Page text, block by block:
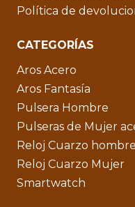
Política de
CATEGORÍAS
Aros Acero
Aros Fantasía
Pulsera Hombre
Pulseras de Mujer
Reloj Cuarzo hombre
Reloj Cuarzo Mujer
Smartwatch